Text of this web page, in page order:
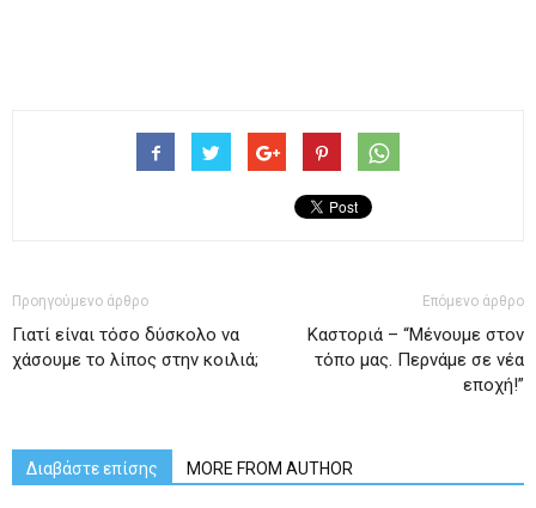
Προηγούμενο άρθρο
Γιατί είναι τόσο δύσκολο να
χάσουμε το λίπος στην κοιλιά;
Επόμενο άρθρο
Καστοριά – “Μένουμε στον
τόπο μας. Περνάμε σε νέα
εποχή!”
Διαβάστε επίσης MORE FROM AUTHOR